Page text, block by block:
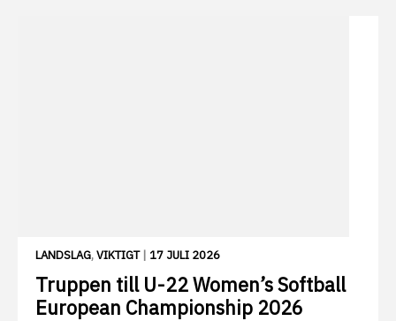
LANDSLAG,VIKTIGT| 17 JULI 2026
Truppen till U-22 Women’s Softball
European Championship 2026